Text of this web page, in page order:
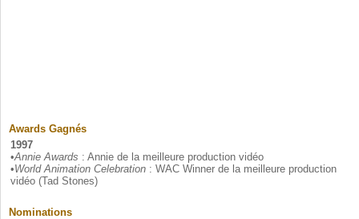
Awards Gagnés
1997
•Annie Awards : Annie de la meilleure production vidéo
•World Animation Celebration : WAC Winner de la meilleure production
vidéo (Tad Stones)
Nominations